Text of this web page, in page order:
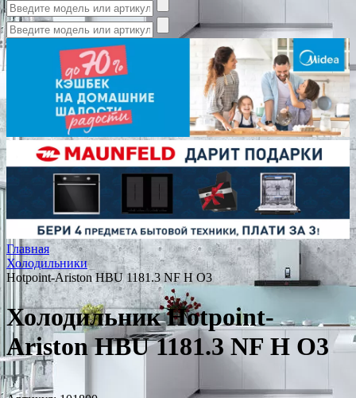
Главная
Холодильники
Hotpoint-Ariston HBU 1181.3 NF H O3
Холодильник Hotpoint-
Ariston HBU 1181.3 NF H O3